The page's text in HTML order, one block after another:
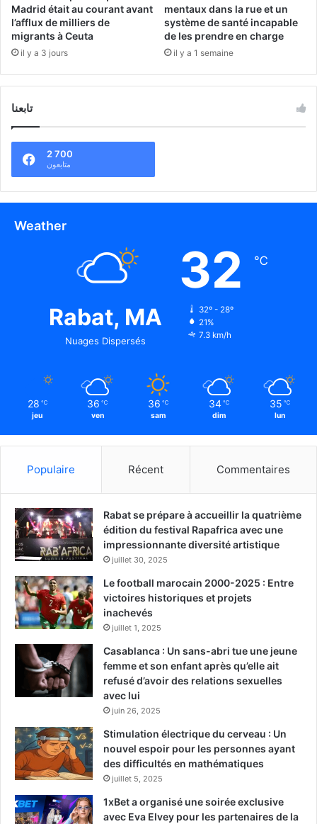
Madrid était au courant avant
l’afflux de milliers de
migrants à Ceuta
il y a 3 jours
mentaux dans la rue et un
système de santé incapable
de les prendre en charge
il y a 1 semaine
تابعنا
2 700
متابعون
Weather
Rabat, MA
Nuages Dispersés
32 ℃
32º - 28º
21%
7.3 km/h
28 ℃
jeu
36 ℃
ven
36 ℃
sam
34 ℃
dim
35 ℃
lun
Populaire Récent Commentaires
Rabat se prépare à accueillir la quatrième
édition du festival Rapafrica avec une
impressionnante diversité artistique
juillet 30, 2025
Le football marocain 2000-2025 : Entre
victoires historiques et projets
inachevés
juillet 1, 2025
Casablanca : Un sans-abri tue une jeune
femme et son enfant après qu’elle ait
refusé d’avoir des relations sexuelles
avec lui
juin 26, 2025
Stimulation électrique du cerveau : Un
nouvel espoir pour les personnes ayant
des difficultés en mathématiques
juillet 5, 2025
1xBet a organisé une soirée exclusive
avec Eva Elvey pour les partenaires de la